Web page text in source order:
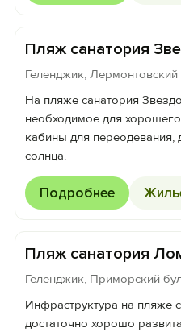
Пляж санатория
Геленджик, Лермонтовский
На пляже санатория
необходимое для
кабины для переодевания,
солнца.
Подробнее
Пляж санатория
Геленджик, Приморский
Инфраструктура на пляже
достаточно хорошо